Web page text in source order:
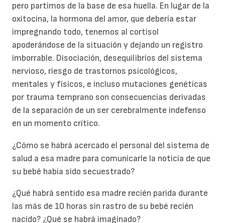
pero partimos de la base de esa huella. En lugar de la
oxitocina, la hormona del amor, que debería estar
impregnando todo, tenemos al cortisol
apoderándose de la situación y dejando un registro
imborrable. Disociación, desequilibrios del sistema
nervioso, riesgo de trastornos psicológicos,
mentales y físicos, e incluso mutaciones genéticas
por trauma temprano son consecuencias derivadas
de la separación de un ser cerebralmente indefenso
en un momento crítico.
¿Cómo se habrá acercado el personal del sistema de
salud a esa madre para comunicarle la noticia de que
su bebé había sido secuestrado?
¿Qué habrá sentido esa madre recién parida durante
las más de 10 horas sin rastro de su bebé recién
nacido? ¿Qué se habrá imaginado?